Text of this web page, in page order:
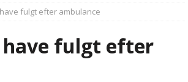
til Samsø
PRÆHOSPITAL
lidt længere tid på at komme af sted i 2025
fulgt efter ambulance
fulgt efter